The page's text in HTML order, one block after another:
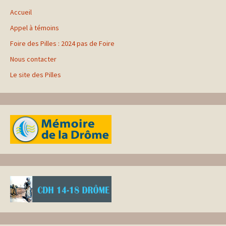
Accueil
Appel à témoins
Foire des Pilles : 2024 pas de Foire
Nous contacter
Le site des Pilles